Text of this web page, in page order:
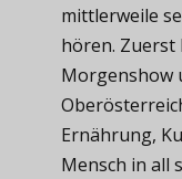
mittlerweile
hören. Zuerst
Morgenshow
Ernährung,
Mensch in all